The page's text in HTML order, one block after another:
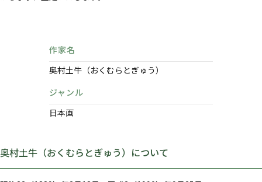
作家名
奥村土牛（おくむらとぎゅう）
ジャンル
日本画
奥村土牛（おくむらとぎゅう）について